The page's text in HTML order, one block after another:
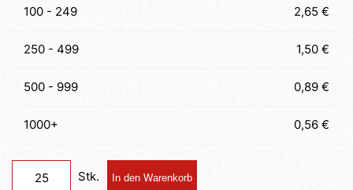
100 - 249 2,65 €
250 - 499 1,50 €
500 - 999 0,89 €
1000+ 0,56 €
In den Warenkorb